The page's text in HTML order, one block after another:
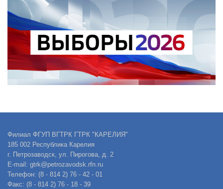
Филиал ФГУП ВГТРК ГТРК "КАРЕЛИЯ"
185 002 Республика Карелия
г. Петрозаводск, ул. Пирогова, д. 2
E-mail: gtrk@petrozavodsk.rfn.ru
Телефон: (8 - 814 2) 76 - 42 - 01
Факс: (8 - 814 2) 76 - 18 - 39